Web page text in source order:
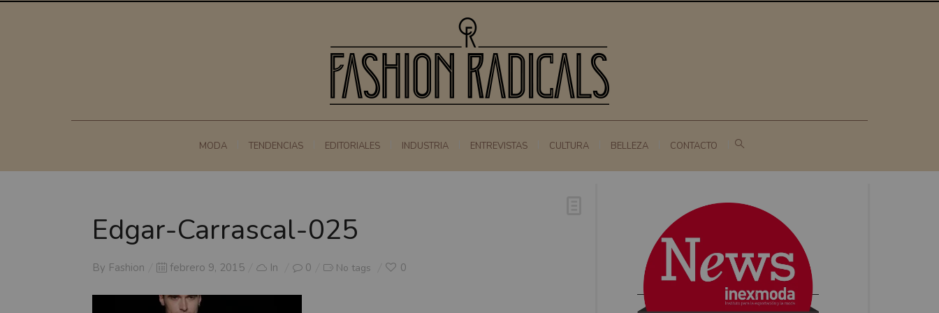
MODA TENDENCIAS EDITORIALES INDUSTRIA ENTREVISTAS CULTURA BELLEZA CONTACTO
Edgar-Carrascal-025
By Fashion
Posted
febrero 9, 2015 In 0 No tags 0